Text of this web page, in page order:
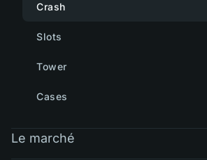
Crash
Slots
Tower
Cases
Le marché